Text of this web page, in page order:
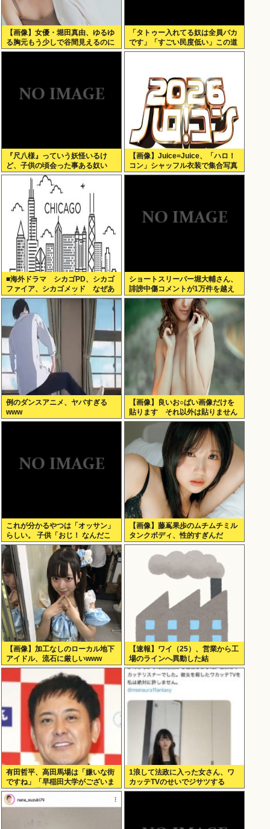
【画像】女優・堀田真由、ゆるゆ
る胸元もう少しで谷間見えるのに
「タトゥー入れてる奴は全員バカ
です」「すごい民度低い」この道
23年の彫り師YouTuberの動画が
『尺八様』っていう妖怪いるけ
ど、子供の頃会った事ある奴い
る？？
【画像】Juice=Juice、「ハロ！
コン」シャッフル衣装で集合写真
■海外ドラマ シカゴPD、シカゴ
ファイア、シカゴメッド なぜあ
の人は、あそこまで背負うのか
ショートスリーパー堀大輔さん、
誹謗中傷コメントが1万件を越え
て号泣してしまう
例のダンスアニメ、ヤバすぎる
www
【画像】良いお○ぱい画像だけを
貼ります それ以外は貼りません
これが分かるやつは「オッサン」
らしい。 子供「おじ！ なんだこ
れは！」
【画像】藤嶌果歩のムチムチミル
タンクボディ、性的すぎんだ
ろ・・・
【画像】加工なしのローカル地下
アイドル、流石に厳しいwww
【速報】ワイ（25）、営業から工
場のラインへ異動した結
果・・・・・・
有田哲平、高田馬場は「嫌いな街
ですね」「早稲田大学がございま
す、僕は落ちましたので」
1浪して法政に入った女さん、ワ
カッテTVのせいでジサツする